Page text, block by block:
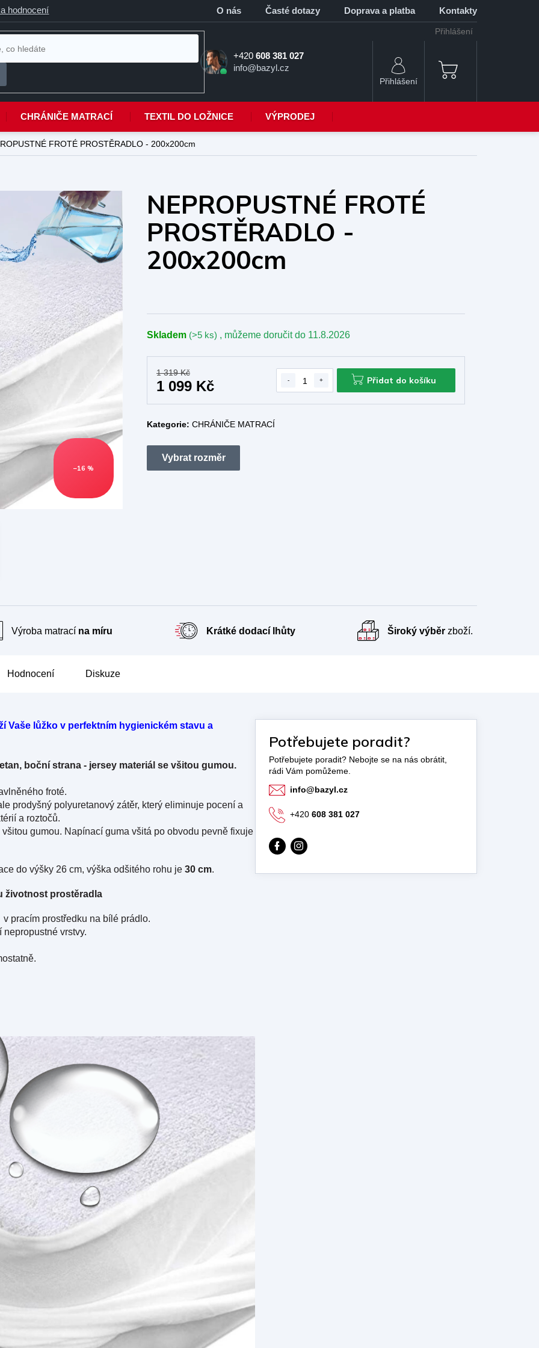
hodnocení O nás Časté dotazy Doprava a platba Kontakty
+420 608 381 027
info@bazyl.cz
Přihlášení
NÁKUPNÍ
CHRÁNIČE MATRACÍ TEXTIL DO LOŽNICE VÝPRODEJ
FROTÉ PROSTĚRADLO - 200x200cm
–16 %
Skladem (>5 ks) , můžeme doručit do 11.8.2026
Kategorie: CHRÁNIČE MATRACÍ
NEPROPUSTNÉ FROTÉ
PROSTĚRADLO -
200x200cm
1 319 Kč
1 099 Kč Přidat do košíku
Výroba matrací na míru Krátké dodací lhůty Široký výběrzboží.
Hodnocení Diskuze
Vaše lůžko v perfektním hygienickém stavu a
boční strana - jersey materiál se všitou gumou.
froté.
prodyšný polyuretanový zátěr, který eliminuje pocení a
a roztočů.
gumou. Napínací guma všitá po obvodu pevně fixuje
do výšky 26 cm, výška odšitého rohu je 30 cm.
životnost prostěradla
pracím prostředku na bílé prádlo.
vrstvy.
Potřebujete poradit?
info@bazyl.cz
+420608 381 027